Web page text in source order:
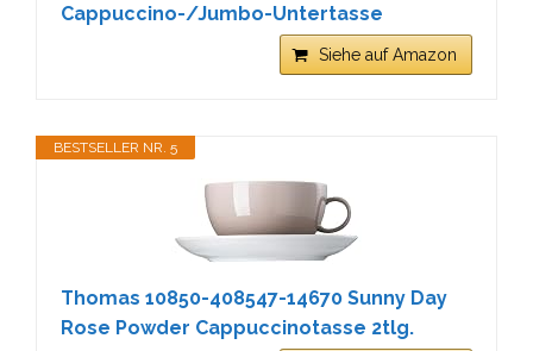
Cappuccino-/Jumbo-Untertasse
Siehe auf Amazon
BESTSELLER NR. 5
Thomas 10850-408547-14670 Sunny Day
Rose Powder Cappuccinotasse 2tlg.